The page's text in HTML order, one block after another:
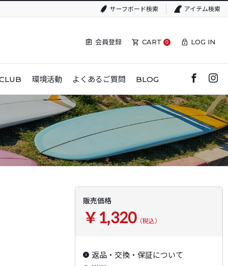
サーフボード検索 アイテム検索
会員登録 CART 0 LOG IN
環境活動 よくあるご質問 BLOG
販売価格
￥1,320（税込）
返品・交換・保証について